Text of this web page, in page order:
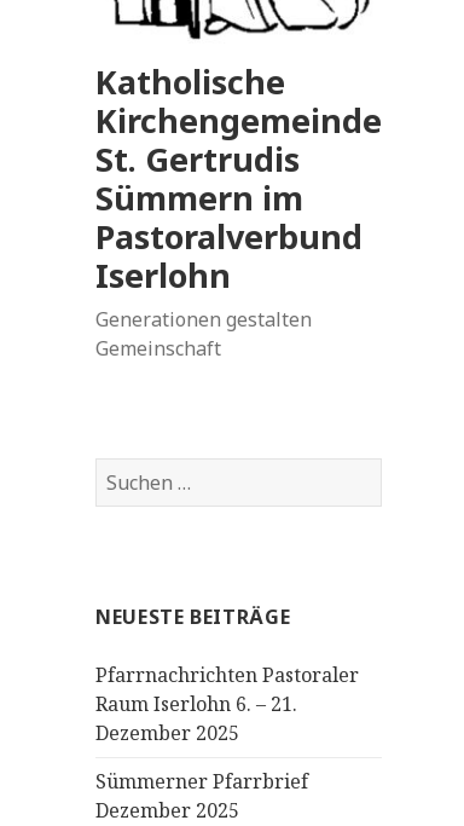
Katholische
Kirchengemeinde
St. Gertrudis
Sümmern im
Pastoralverbund
Iserlohn
Generationen gestalten
Gemeinschaft
Suchen
nach:
NEUESTE BEITRÄGE
Pfarrnachrichten Pastoraler
Raum Iserlohn 6. – 21.
Dezember 2025
Sümmerner Pfarrbrief
Dezember 2025